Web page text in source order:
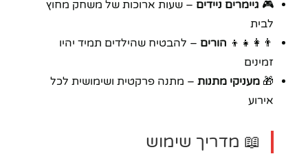
🎮 גיימרים ניידים – שעות ארוכות של משחק מחוץ
לבית
👨‍👩‍👧‍👦 הורים – להבטיח שהילדים תמיד יהיו
זמינים
🎁 מעניקי מתנות – מתנה פרקטית ושימושית לכל
אירוע
📖 מדריך שימוש